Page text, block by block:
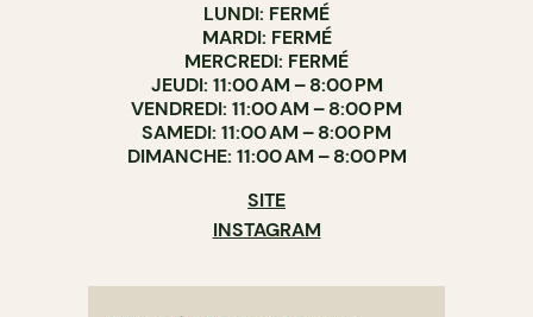
LUNDI: FERMÉ
MARDI: FERMÉ
MERCREDI: FERMÉ
JEUDI: 11:00 AM – 8:00 PM
VENDREDI: 11:00 AM – 8:00 PM
SAMEDI: 11:00 AM – 8:00 PM
DIMANCHE: 11:00 AM – 8:00 PM
SITE
INSTAGRAM